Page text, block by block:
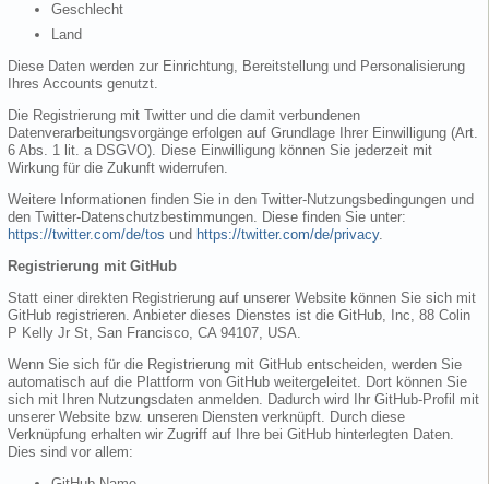
Geschlecht
Land
Diese Daten werden zur Einrichtung, Bereitstellung und Personalisierung
Ihres Accounts genutzt.
Die Registrierung mit Twitter und die damit verbundenen
Datenverarbeitungsvorgänge erfolgen auf Grundlage Ihrer Einwilligung (Art.
6 Abs. 1 lit. a DSGVO). Diese Einwilligung können Sie jederzeit mit
Wirkung für die Zukunft widerrufen.
Weitere Informationen finden Sie in den Twitter-Nutzungsbedingungen und
den Twitter-Datenschutzbestimmungen. Diese finden Sie unter:
https://twitter.com/de/tos und https://twitter.com/de/privacy.
Registrierung mit GitHub
Statt einer direkten Registrierung auf unserer Website können Sie sich mit
GitHub registrieren. Anbieter dieses Dienstes ist die GitHub, Inc, 88 Colin
P Kelly Jr St, San Francisco, CA 94107, USA.
Wenn Sie sich für die Registrierung mit GitHub entscheiden, werden Sie
automatisch auf die Plattform von GitHub weitergeleitet. Dort können Sie
sich mit Ihren Nutzungsdaten anmelden. Dadurch wird Ihr GitHub-Profil mit
unserer Website bzw. unseren Diensten verknüpft. Durch diese
Verknüpfung erhalten wir Zugriff auf Ihre bei GitHub hinterlegten Daten.
Dies sind vor allem: